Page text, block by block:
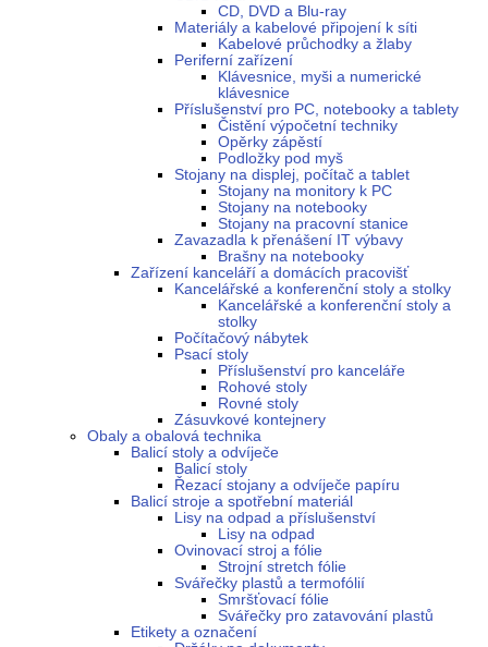
CD, DVD a Blu-ray
Materiály a kabelové připojení k síti
Kabelové průchodky a žlaby
Periferní zařízení
Klávesnice, myši a numerické
klávesnice
Příslušenství pro PC, notebooky a tablety
Čistění výpočetní techniky
Opěrky zápěstí
Podložky pod myš
Stojany na displej, počítač a tablet
Stojany na monitory k PC
Stojany na notebooky
Stojany na pracovní stanice
Zavazadla k přenášení IT výbavy
Brašny na notebooky
Zařízení kanceláří a domácích pracovišť
Kancelářské a konferenční stoly a stolky
Kancelářské a konferenční stoly a
stolky
Počítačový nábytek
Psací stoly
Příslušenství pro kanceláře
Rohové stoly
Rovné stoly
Zásuvkové kontejnery
Obaly a obalová technika
Balicí stoly a odvíječe
Balicí stoly
Řezací stojany a odvíječe papíru
Balicí stroje a spotřební materiál
Lisy na odpad a příslušenství
Lisy na odpad
Ovinovací stroj a fólie
Strojní stretch fólie
Svářečky plastů a termofólií
Smršťovací fólie
Svářečky pro zatavování plastů
Etikety a označení